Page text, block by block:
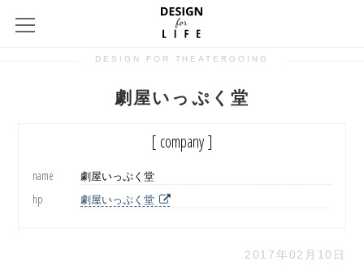
DESIGN FOR THEATERGOING
劇屋いっぷく堂
[ company ]
name 劇屋いっぷく堂
hp 劇屋いっぷく堂
2017年02月10日